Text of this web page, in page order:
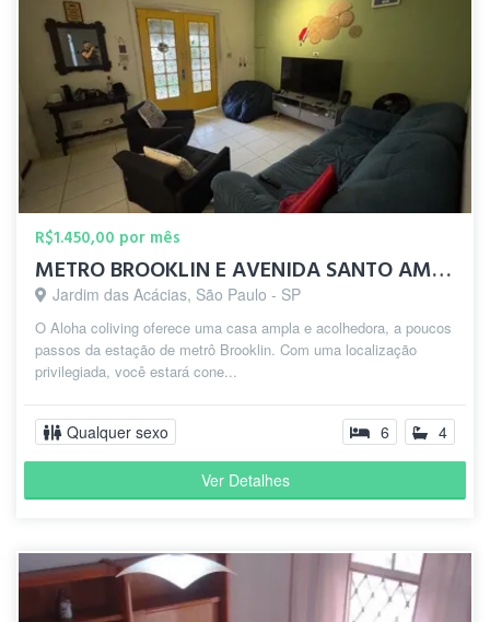
R$1.450,00 por mês
METRO BROOKLIN E AVENIDA SANTO AMARO - ALOHA COLIVING
Jardim das Acácias, São Paulo - SP
O Aloha coliving oferece uma casa ampla e acolhedora, a poucos
passos da estação de metrô Brooklin. Com uma localização
privilegiada, você estará cone...
Qualquer sexo 6 4
Ver Detalhes